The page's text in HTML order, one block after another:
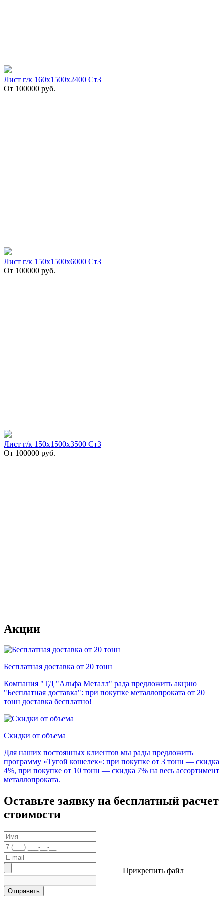
Лист г/к 160х1500х2400 Ст3
От 100000 руб.
Лист г/к 150х1500х6000 Ст3
От 100000 руб.
Лист г/к 150х1500х3500 Ст3
От 100000 руб.
Акции
Бесплатная доставка от 20 тонн
Компания "ТД "Альфа Металл" рада предложить акцию
"Бесплатная доставка": при покупке металлопроката от 20
тонн доставка бесплатно!
Скидки от объема
Для наших постоянных клиентов мы рады предложить
программу «Тугой кошелек»: при покупке от 3 тонн — скидка
4%, при покупке от 10 тонн — скидка 7% на весь ассортимент
металлопроката.
Оставьте заявку на бесплатный расчет
стоимости
Прикрепить файл
Отправить